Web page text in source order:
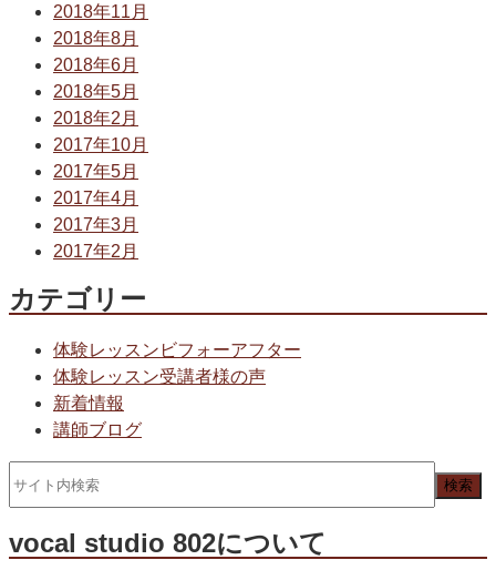
2018年11月
2018年8月
2018年6月
2018年5月
2018年2月
2017年10月
2017年5月
2017年4月
2017年3月
2017年2月
カテゴリー
体験レッスンビフォーアフター
体験レッスン受講者様の声
新着情報
講師ブログ
vocal studio 802について